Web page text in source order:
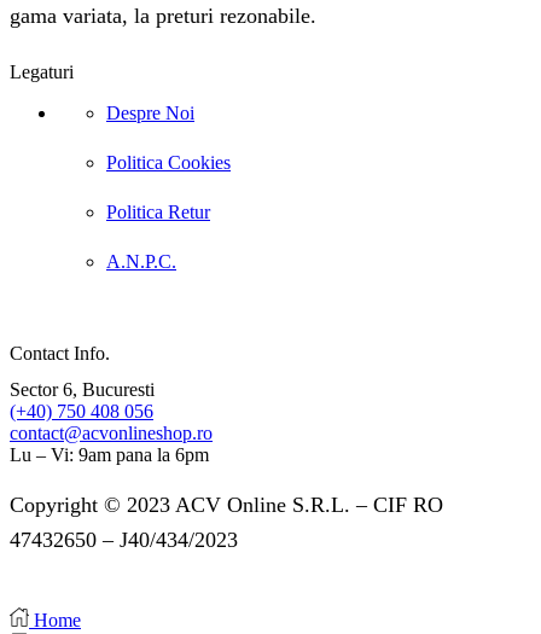
gama variata, la preturi rezonabile.
Legaturi
Despre Noi
Politica Cookies
Politica Retur
A.N.P.C.
Contact Info.
Sector 6, Bucuresti
(+40) 750 408 056
contact@acvonlineshop.ro
Lu – Vi: 9am pana la 6pm
Copyright © 2023 ACV Online S.R.L. – CIF RO
47432650 – J40/434/2023
Home